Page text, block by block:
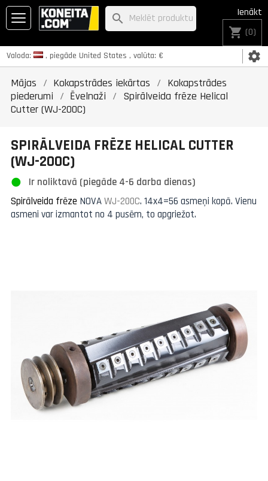
Valoda: , piegāde United States , valūta: € settings
Ienākt
shopping_cart (0)
search
Mājas Kokapstrādes iekārtas
Kokapstrādes
piederumi
Ēvelnaži
Spirālveida frēze Helical
Cutter (WJ-200C)
SPIRĀLVEIDA FRĒZE HELICAL CUTTER
(WJ-200C)
Ir noliktavā (piegāde 4-6 darba dienas)
Spirālveida frēze NOVAWJ-200C. 14x4=56 asmeņi kopā. Vienu
asmeni var izmantot no 4 pusēm, to apgriežot.